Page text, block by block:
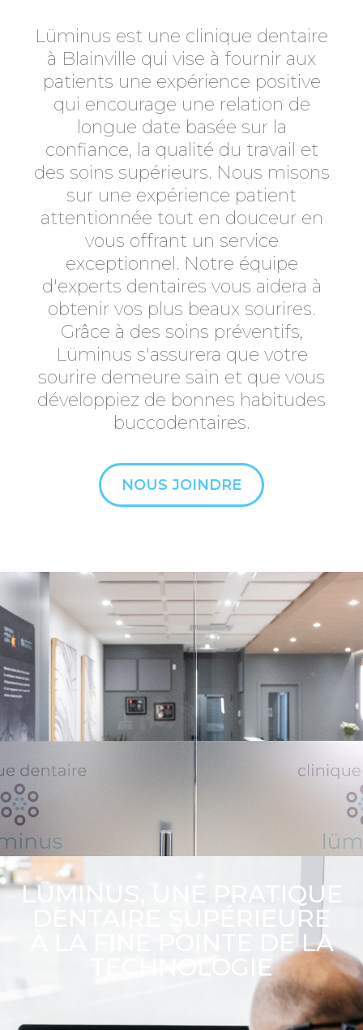
Lüminus est une clinique dentaire
à Blainville qui vise à fournir aux
patients une expérience positive
qui encourage une relation de
longue date basée sur la
confiance, la qualité du travail et
des soins supérieurs. Nous misons
sur une expérience patient
attentionnée tout en douceur en
vous offrant un service
exceptionnel. Notre équipe
d'experts dentaires vous aidera à
obtenir vos plus beaux sourires.
Grâce à des soins préventifs,
Lüminus s'assurera que votre
sourire demeure sain et que vous
développiez de bonnes habitudes
buccodentaires.
NOUS JOINDRE
LÜMINUS, UNE PRATIQUE
DENTAIRE SUPÉRIEURE
À LA FINE POINTE DE LA
TECHNOLOGIE